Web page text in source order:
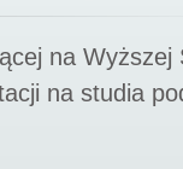
na Wyższej
na studia